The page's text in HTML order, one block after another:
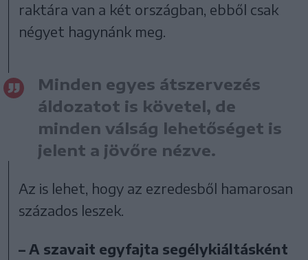
raktára van a két országban, ebből csak
négyet hagynánk meg.
Minden egyes átszervezés
áldozatot is követel, de
minden válság lehetőséget is
jelent a jövőre nézve.
Az is lehet, hogy az ezredesből hamarosan
százados leszek.
– A szavait egyfajta segélykiáltásként